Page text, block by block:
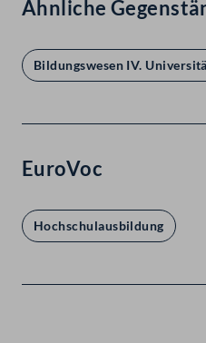
Ähnliche
Bildungswesen IV.
EuroVoc
Hochschulausbildung